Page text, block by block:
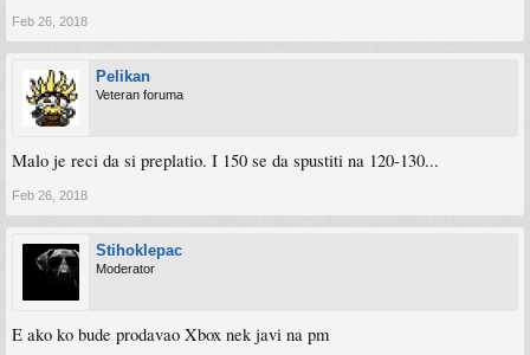
Feb 26, 2018
Pelikan
Veteran foruma
Malo je reci da si preplatio. I 150 se da spustiti na 120-130...
Feb 26, 2018
Stihoklepac
Moderator
E ako ko bude prodavao Xbox nek javi na pm